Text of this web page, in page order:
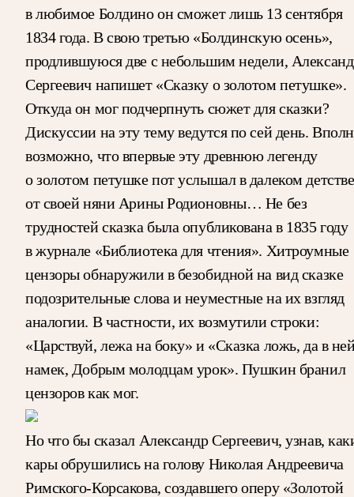
в любимое Болдино он сможет лишь 13 сентября
1834 года. В свою третью «Болдинскую осень»,
продлившуюся две с небольшим недели,
Сергеевич напишет «Сказку о золотом петушке».
Откуда он мог подчерпнуть сюжет для сказки?
Дискуссии на эту тему ведутся по сей день.
возможно, что впервые эту древнюю легенду
о золотом петушке пот услышал в далеком детстве
от своей няни Арины Родионовны… Не без
трудностей сказка была опубликована в 1835 году
в журнале «Библиотека для чтения». Хитроумные
цензоры обнаружили в безобидной на вид сказке
подозрительные слова и неуместные на их взгляд
аналогии. В частности, их возмутили строки:
«Царствуй, лежа на боку» и «Сказка ложь, да в
намек, Добрым молодцам урок». Пушкин бранил
цензоров как мог.
Но что бы сказал Александр Сергеевич, узнав,
кары обрушились на голову Николая Андреевича
Римского-Корсакова, создавшего оперу «Золотой